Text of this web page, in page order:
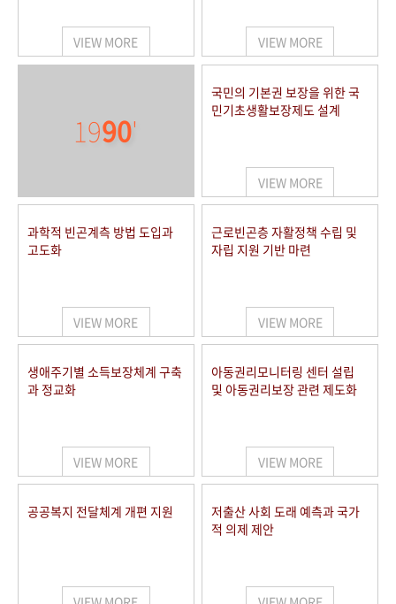
VIEW MORE VIEW MORE
1990'
국민의 기본권 보장을 위한 국
민기초생활보장제도 설계
VIEW MORE
과학적 빈곤계측 방법 도입과
고도화
VIEW MORE
근로빈곤층 자활정책 수립 및
자립 지원 기반 마련
VIEW MORE
생애주기별 소득보장체계 구축
과 정교화
VIEW MORE
아동권리모니터링 센터 설립
및 아동권리보장 관련 제도화
VIEW MORE
공공복지 전달체계 개편 지원
저출산 사회 도래 예측과 국가
적 의제 제안